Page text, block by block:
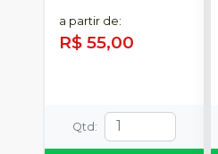
a partir de:
R$ 55,00
Qtd :